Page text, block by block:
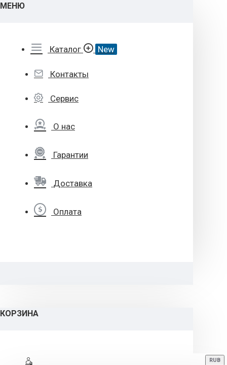
МЕНЮ
Каталог New
Контакты
Сервис
О нас
Гарантии
Доставка
Оплата
КОРЗИНА
RUB